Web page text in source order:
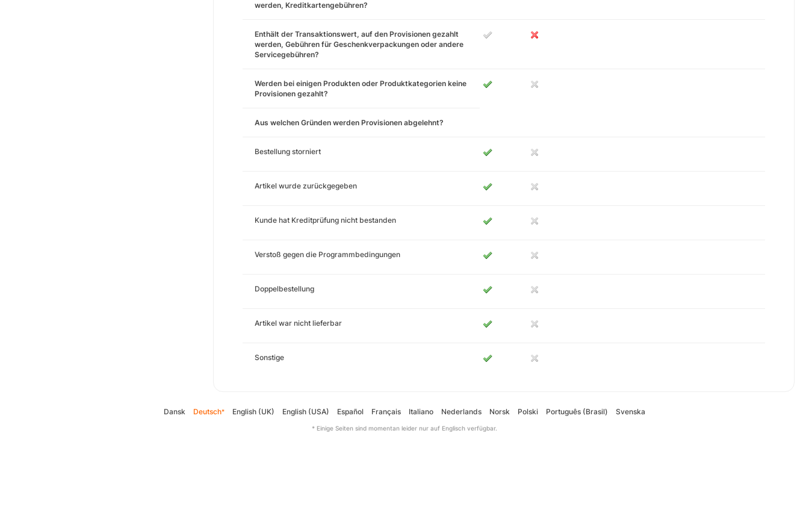
werden, Kreditkartengebühren?
Enthält der Transaktionswert, auf den Provisionen gezahlt
werden, Gebühren für Geschenkverpackungen oder andere
Servicegebühren?
Werden bei einigen Produkten oder Produktkategorien keine
Provisionen gezahlt?
Aus welchen Gründen werden Provisionen abgelehnt?
Bestellung storniert
Artikel wurde zurückgegeben
Kunde hat Kreditprüfung nicht bestanden
Verstoß gegen die Programmbedingungen
Doppelbestellung
Artikel war nicht lieferbar
Sonstige
Dansk Deutsch* English (UK) English (USA) Español Français Italiano Nederlands Norsk Polski Português (Brasil) Svenska
* Einige Seiten sind momentan leider nur auf Englisch verfügbar.